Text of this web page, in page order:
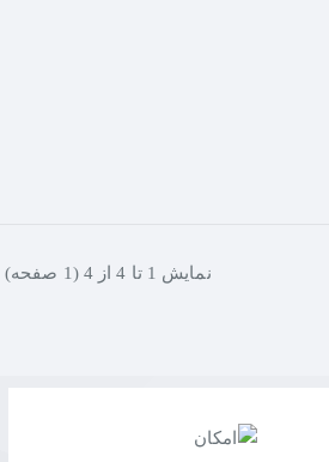
نمايش 1 تا 4 از 4 (1 صفحه)